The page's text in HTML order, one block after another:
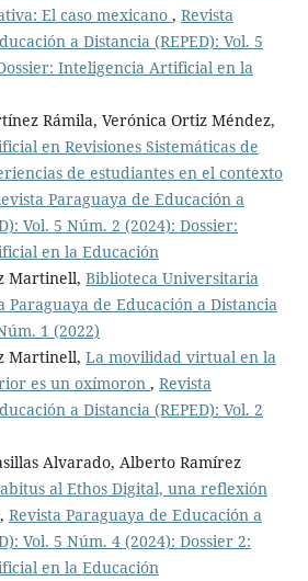
El caso mexicano , Revista
a Distancia (REPED): Vol. 5
Inteligencia Artificial en la
Rámila, Verónica Ortiz Méndez,
en Revisiones Sistemáticas de
de estudiantes en el contexto
Paraguaya de Educación a
Vol. 5 Núm. 2 (2024): Dossier:
en la Educación
Martinell, Biblioteca Universitaria
Paraguaya de Educación a Distancia
1 (2022)
Martinell, La movilidad virtual en la
es un oxímoron , Revista
a Distancia (REPED): Vol. 2
Alvarado, Alberto Ramírez
al Ethos Digital, una reflexión
, Revista Paraguaya de Educación a
Vol. 5 Núm. 4 (2024): Dossier 2:
en la Educación